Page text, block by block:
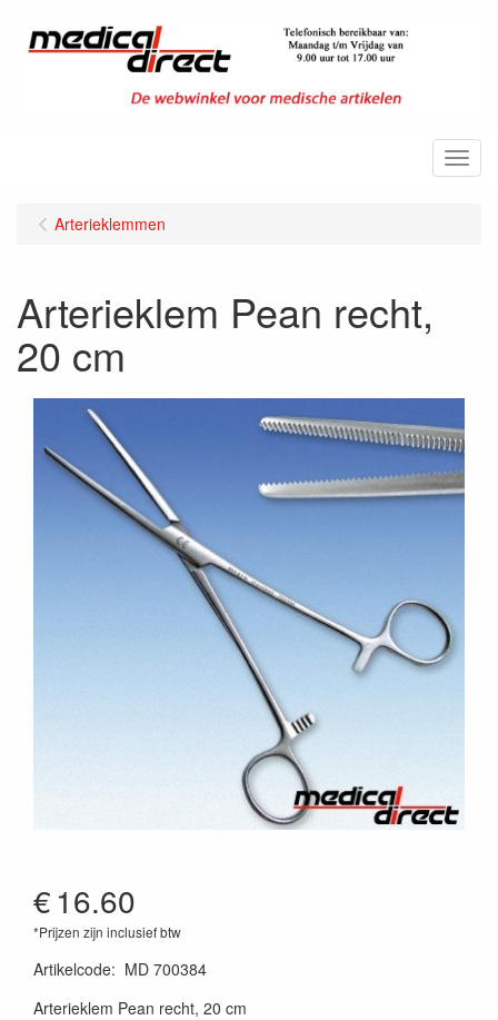
Menu
Arterieklemmen
Arterieklem Pean recht,
20 cm
€16.60
*Prijzen zijn inclusief btw
Artikelcode: MD 700384
Arterieklem Pean recht, 20 cm